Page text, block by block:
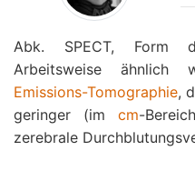
Abk. SPECT,
Arbeitsweise
Emissions-Tomographie,
geringer (im cm-
zerebrale